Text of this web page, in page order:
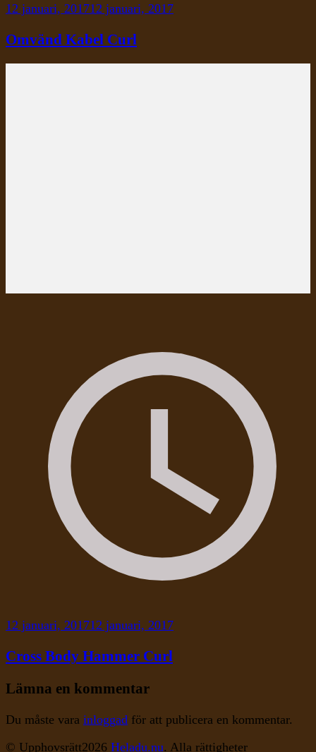
12 januari, 201712 januari, 2017
Omvänd Kabel Curl
12 januari, 201712 januari, 2017
Cross Body Hammer Curl
Lämna en kommentar
Du måste vara inloggad för att publicera en kommentar.
© Upphovsrätt2026 Heladu.nu. Alla rättigheter